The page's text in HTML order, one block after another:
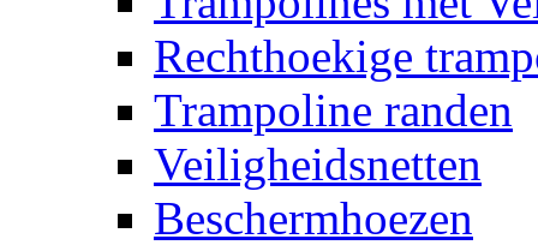
Rechthoekige
Trampoline randen
Veiligheidsnetten
Beschermhoezen